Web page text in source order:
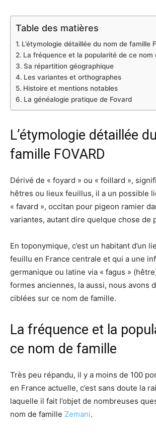
Table des matières
L’étymologie détaillée du nom de famille
La fréquence et la popularité de ce nom
Sa répartition géographique
Les variantes et orthographes
Histoire et mentions notables
La généalogie pratique de Fovard
L’étymologie détaillée
famille FOVARD
Dérivé de « foyard » ou « foillard »,
hêtres ou lieux feuillus, il a un possible
« favard », occitan pour pigeon ramier
variantes, autant dire quelque chose de
En toponymique, c’est un habitant d’un
feuillu en France centrale et qui a une
germanique ou latine via « fagus »
formes anciennes, la aussi, nous avons
ciblées sur ce nom de famille.
La fréquence et la
ce nom de famille
Très peu répandu, il y a moins de 100
en France actuelle, c’est sans doute la
laquelle il fait l’objet de nombreuses
nom de famille Zemani.